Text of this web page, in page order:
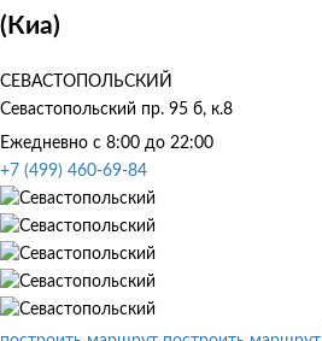
(Киа)
СЕВАСТОПОЛЬСКИЙ
Севастопольский пр. 95 б, к.8
Ежедневно с 8:00 до 22:00
+7 (499) 460-69-84